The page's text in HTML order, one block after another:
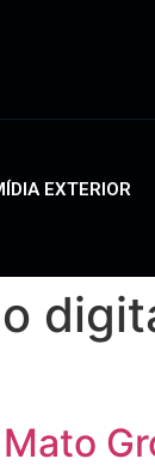
EXTERIOR